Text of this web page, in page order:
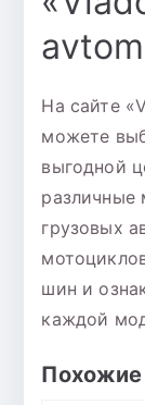
На сайте
можете
выгодной
различные
грузовых
шин и
каждой
Похожие